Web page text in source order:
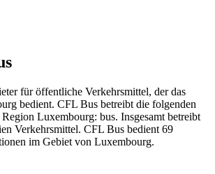
für öffentliche Verkehrsmittel, der das
bedient. CFL Bus betreibt die folgenden
Luxembourg: bus. Insgesamt betreibt
Verkehrsmittel. CFL Bus bedient 69
im Gebiet von Luxembourg.